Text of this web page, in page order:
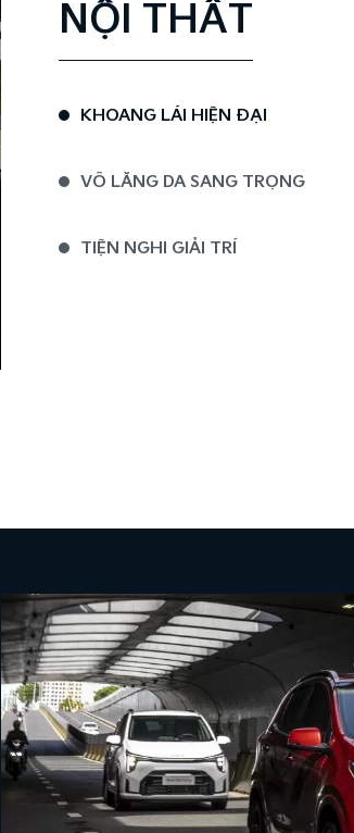
NỘI THẤT
KHOANG LÁI HIỆN ĐẠI
VÔ LĂNG DA SANG TRỌNG
TIỆN NGHI GIẢI TRÍ